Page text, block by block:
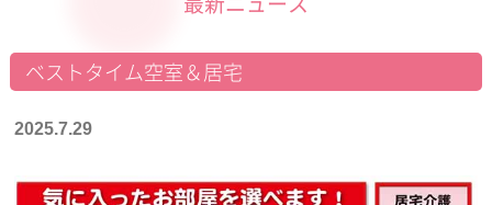
ベストタイム空室＆居宅
2025.7.29